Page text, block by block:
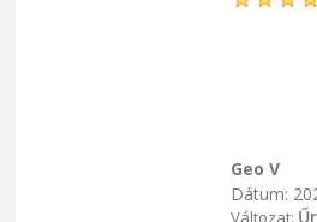
Geo V
Dátum:
Változat: